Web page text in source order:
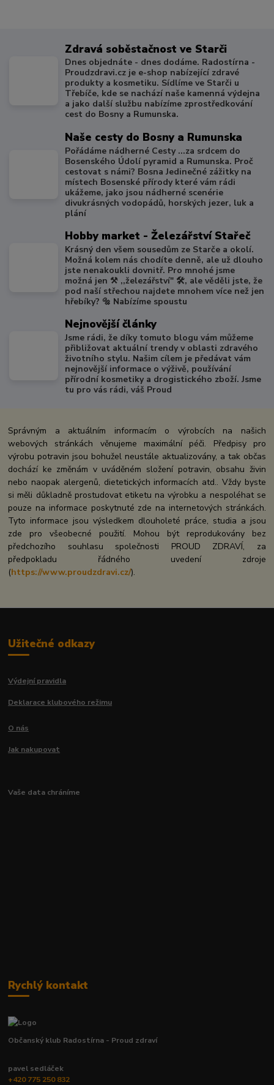
Zdravá soběstačnost ve Starči
Dnes objednáte - dnes dodáme. Radostírna -
Proudzdravi.cz je e-shop nabízející zdravé
produkty a kosmetiku. Sídlíme ve Starči u
Třebíče, kde se nachází naše kamenná výdejna
a jako další službu nabízíme zprostředkování
cest do Bosny a Rumunska.
Naše cesty do Bosny a Rumunska
Pořádáme nádherné Cesty ...za srdcem do
Bosenského Údolí pyramid a Rumunska. Proč
cestovat s námi? Bosna Jedinečné zážitky na
místech Bosenské přírody které vám rádi
ukážeme, jako jsou nádherné scenérie
divukrásných vodopádů, horských jezer, luk a
plání
Hobby market - Železářství Stařeč
Krásný den všem sousedům ze Starče a okolí.
Možná kolem nás chodíte denně, ale už dlouho
jste nenakoukli dovnitř. Pro mnohé jsme
možná jen ⚒️ ,,železářství" 🛠️, ale věděli jste, že
pod naší střechou najdete mnohem více než jen
hřebíky? 🔩 Nabízíme spoustu
Nejnovější články
Jsme rádi, že díky tomuto blogu vám můžeme
přibližovat aktuální trendy v oblasti zdravého
životního stylu. Našim cílem je předávat vám
nejnovější informace o výživě, používání
přírodní kosmetiky a drogistického zboží. Jsme
tu pro vás rádi, váš Proud
Správným a aktuálním informacím o výrobcích na našich
webových stránkách věnujeme maximální péči. Předpisy pro
výrobu potravin jsou bohužel neustále aktualizovány, a tak občas
dochází ke změnám v uváděném složení potravin, obsahu živin
nebo naopak alergenů, dietetických informacích atd.. Vždy byste
si měli důkladně prostudovat etiketu na výrobku a nespoléhat se
pouze na informace poskytnuté zde na internetových stránkách.
Tyto informace jsou výsledkem dlouholeté práce, studia a jsou
zde pro všeobecné použití. Mohou být reprodukovány bez
předchozího souhlasu společnosti PROUD ZDRAVÍ, za
předpokladu řádného uvedení zdroje
(https://www.proudzdravi.cz/).
Užitečné odkazy
Výdejní pravidla
Deklarace klubového režimu
O nás
Jak nakupovat
Vaše data chráníme
Rychlý kontakt
Občanský klub Radostírna - Proud zdraví
pavel sedláček
+420 775 250 832